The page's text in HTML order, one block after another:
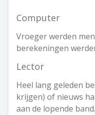
Computer
Vroeger werden
berekeningen
Lector
Heel lang geleden
krijgen) of nieuws
aan de lopende